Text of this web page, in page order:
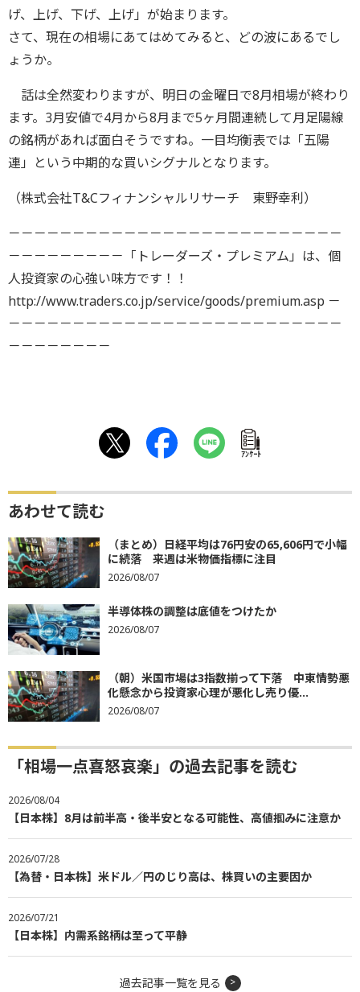
げ、上げ、下げ、上げ」が始まります。
さて、現在の相場にあてはめてみると、どの波にあるでし
ょうか。
話は全然変わりますが、明日の金曜日で8月相場が終わり
ます。3月安値で4月から8月まで5ヶ月間連続して月足陽線
の銘柄があれば面白そうですね。一目均衡表では「五陽
連」という中期的な買いシグナルとなります。
（株式会社T&Cフィナンシャルリサーチ 東野幸利）
－－－－－－－－－－－－－－－－－－－－－－－－－－
－－－－－－－－－「トレーダーズ・プレミアム」は、個
人投資家の心強い味方です！！
http://www.traders.co.jp/service/goods/premium.asp －
－－－－－－－－－－－－－－－－－－－－－－－－－－
－－－－－－－－
ｱﾝｹｰﾄ
あわせて読む
（まとめ）日経平均は76円安の65,606円で小幅
に続落 来週は米物価指標に注目
2026/08/07
半導体株の調整は底値をつけたか
2026/08/07
（朝）米国市場は3指数揃って下落 中東情勢悪
化懸念から投資家心理が悪化し売り優...
2026/08/07
「相場一点喜怒哀楽」の過去記事を読む
2026/08/04
【日本株】8月は前半高・後半安となる可能性、高値掴みに注意か
2026/07/28
【為替・日本株】米ドル／円のじり高は、株買いの主要因か
2026/07/21
【日本株】内需系銘柄は至って平静
過去記事一覧を見る